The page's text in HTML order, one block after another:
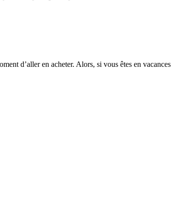
d’aller en acheter. Alors, si vous êtes en vacances